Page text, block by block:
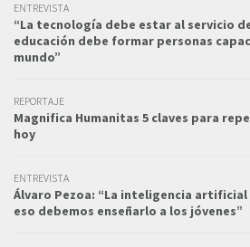
ENTREVISTA
“La tecnología debe estar al servicio
educación debe formar personas
mundo”
REPORTAJE
Magnifica Humanitas 5 claves para
hoy
ENTREVISTA
Álvaro Pezoa: “La inteligencia artificial
eso debemos enseñarlo a los jóvenes”